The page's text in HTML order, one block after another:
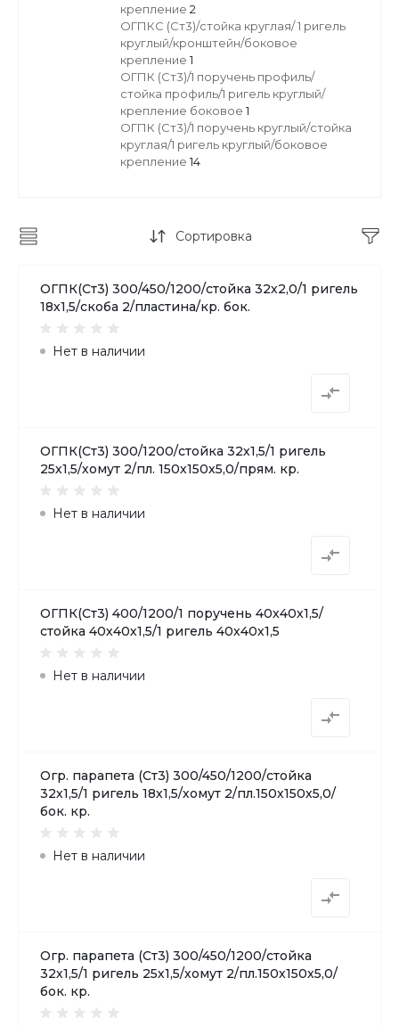
крепление 2
ОГПКС (Ст3)/стойка круглая/ 1 ригель
круглый/кронштейн/боковое
крепление 1
ОГПК (Ст3)/1 поручень профиль/
стойка профиль/1 ригель круглый/
крепление боковое 1
ОГПК (Ст3)/1 поручень круглый/стойка
круглая/1 ригель круглый/боковое
крепление 14
Сортировка
ОГПК(Ст3) 300/450/1200/стойка 32х2,0/1 ригель
18х1,5/скоба 2/пластина/кр. бок.
Нет в наличии
ОГПК(Ст3) 300/1200/стойка 32х1,5/1 ригель
25х1,5/хомут 2/пл. 150х150х5,0/прям. кр.
Нет в наличии
ОГПК(Ст3) 400/1200/1 поручень 40х40х1,5/
стойка 40х40х1,5/1 ригель 40х40х1,5
Нет в наличии
Огр. парапета (Ст3) 300/450/1200/стойка
32х1,5/1 ригель 18х1,5/хомут 2/пл.150х150х5,0/
бок. кр.
Нет в наличии
Огр. парапета (Ст3) 300/450/1200/стойка
32х1,5/1 ригель 25х1,5/хомут 2/пл.150х150х5,0/
бок. кр.